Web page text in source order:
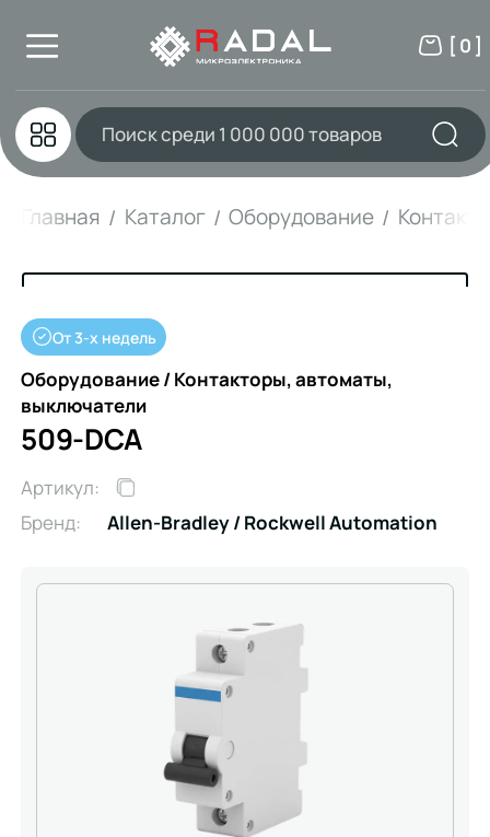
[ 0 ]
Главная Каталог Оборудование
От 3-х недель
Оборудование / Контакторы, автоматы,
выключатели
509-DCA
Артикул:
Бренд:
Allen-Bradley / Rockwell Automation